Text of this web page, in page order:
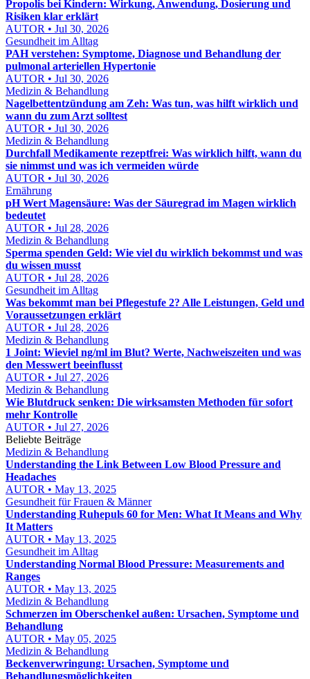
Propolis bei Kindern: Wirkung, Anwendung, Dosierung und
Risiken klar erklärt
AUTOR • Jul 30, 2026
Gesundheit im Alltag
PAH verstehen: Symptome, Diagnose und Behandlung der
pulmonal arteriellen Hypertonie
AUTOR • Jul 30, 2026
Medizin & Behandlung
Nagelbettentzündung am Zeh: Was tun, was hilft wirklich und
wann du zum Arzt solltest
AUTOR • Jul 30, 2026
Medizin & Behandlung
Durchfall Medikamente rezeptfrei: Was wirklich hilft, wann du
sie nimmst und was ich vermeiden würde
AUTOR • Jul 30, 2026
Ernährung
pH Wert Magensäure: Was der Säuregrad im Magen wirklich
bedeutet
AUTOR • Jul 28, 2026
Medizin & Behandlung
Sperma spenden Geld: Wie viel du wirklich bekommst und was
du wissen musst
AUTOR • Jul 28, 2026
Gesundheit im Alltag
Was bekommt man bei Pflegestufe 2? Alle Leistungen, Geld und
Voraussetzungen erklärt
AUTOR • Jul 28, 2026
Medizin & Behandlung
1 Joint: Wieviel ng/ml im Blut? Werte, Nachweiszeiten und was
den Messwert beeinflusst
AUTOR • Jul 27, 2026
Medizin & Behandlung
Wie Blutdruck senken: Die wirksamsten Methoden für sofort
mehr Kontrolle
AUTOR • Jul 27, 2026
Beliebte Beiträge
Medizin & Behandlung
Understanding the Link Between Low Blood Pressure and
Headaches
AUTOR • May 13, 2025
Gesundheit für Frauen & Männer
Understanding Ruhepuls 60 for Men: What It Means and Why
It Matters
AUTOR • May 13, 2025
Gesundheit im Alltag
Understanding Normal Blood Pressure: Measurements and
Ranges
AUTOR • May 13, 2025
Medizin & Behandlung
Schmerzen im Oberschenkel außen: Ursachen, Symptome und
Behandlung
AUTOR • May 05, 2025
Medizin & Behandlung
Beckenverwringung: Ursachen, Symptome und
Behandlungsmöglichkeiten